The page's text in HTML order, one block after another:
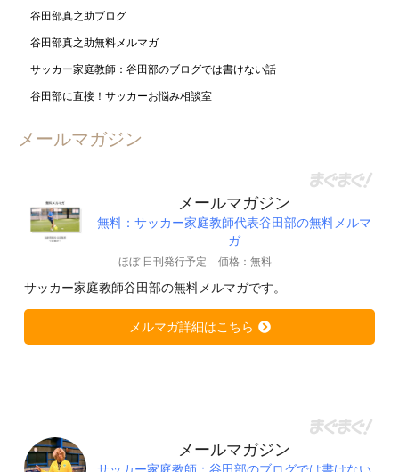
谷田部真之助ブログ
谷田部真之助無料メルマガ
サッカー家庭教師：谷田部のブログでは書けない話
谷田部に直接！サッカーお悩み相談室
メールマガジン
メールマガジン
無料：サッカー家庭教師代表谷田部の無料メルマ
ガ
ほぼ 日刊発行予定 価格：無料
サッカー家庭教師谷田部の無料メルマガです。
メルマガ詳細はこちら
メールマガジン